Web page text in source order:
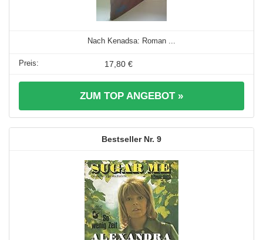
Nach Kenadsa: Roman ...
17,80 €
ZUM TOP ANGEBOT »
9